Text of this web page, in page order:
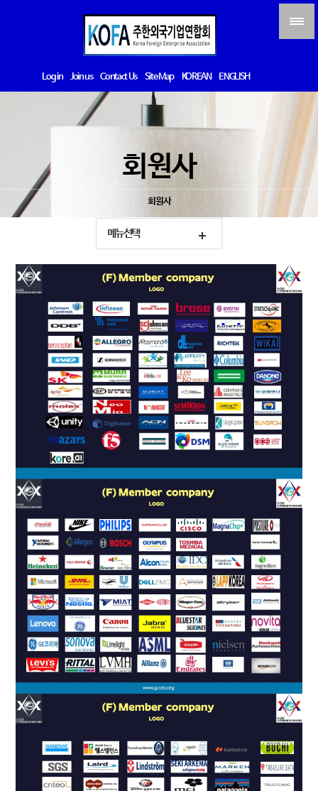
Log in Join us Contact Us Site Map KOREAN ENGLISH
회원사
회원사
메뉴선택